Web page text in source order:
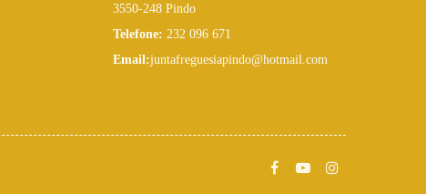
3550-248 Pindo
Telefone: 232 096 671
Email:juntafreguesiapindo@hotmail.com